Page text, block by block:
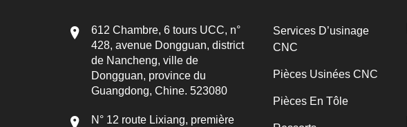
612 Chambre, 6 tours UCC, n°
428, avenue Dongguan, district
de Nancheng, ville de
Dongguan, province du
Guangdong, Chine. 523080
N° 12 route Lixiang, première
Services D’usinage
CNC
Pièces Usinées CNC
Pièces En Tôle